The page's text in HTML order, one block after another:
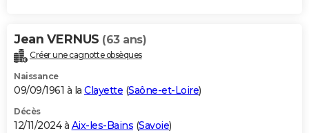
Jean VERNUS (63 ans)
Créer une cagnotte obsèques
Naissance
09/09/1961 à la Clayette (Saône-et-Loire)
Décès
12/11/2024 à Aix-les-Bains (Savoie)